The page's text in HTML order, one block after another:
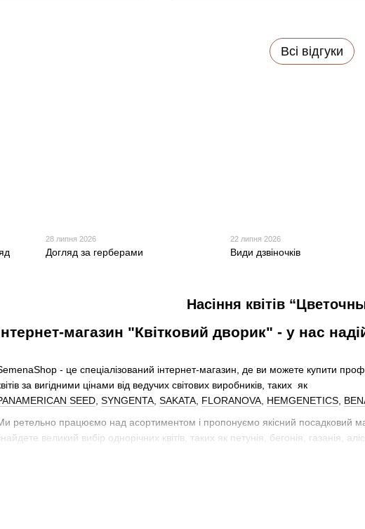
Всі відгуки
28 липня 2026
Догляд за герберами
22 липня 2026
Види дзвіночків
Насіння квітів
магазин "Квітковий дворик" - у нас
- це спеціалізований інтернет-магазин, де ви можете купити
за вигідними цінами від ведучих світових виробників, таких як
SEED, SYNGENTA, SAKATA, FLORANOVA, HEMGENETICS,
ретельно працюємо над асортиментом і пропонуємо якісний посадковий
великий вибір однорічних квітів, таких як петунія, бегонія, газанія,